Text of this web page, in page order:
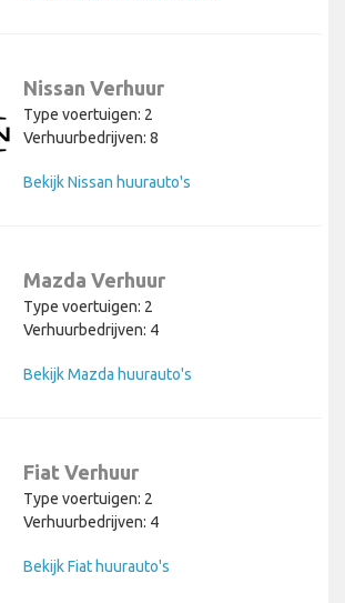
Nissan Verhuur
Type voertuigen: 2
Verhuurbedrijven: 8
Bekijk Nissan huurauto's
Mazda Verhuur
Type voertuigen: 2
Verhuurbedrijven: 4
Bekijk Mazda huurauto's
Fiat Verhuur
Type voertuigen: 2
Verhuurbedrijven: 4
Bekijk Fiat huurauto's